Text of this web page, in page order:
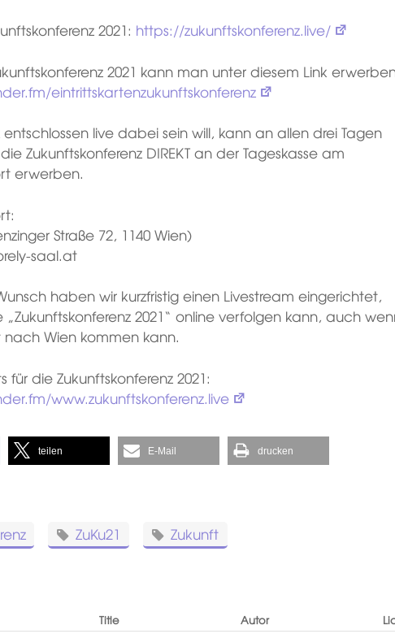
2021: https://zukunftskonferenz.live/
2021 kann man unter diesem Link
eintrittskartenzukunftskonferenz
entschlossen live dabei sein will, kann an allen drei Tagen
Zukunftskonferenz DIREKT an der Tageskasse am
erwerben.
Straße 72, 1140 Wien)
saal.at
haben wir kurzfristig einen Livestream eingerichtet,
2021“ online verfolgen kann, auch
Wien kommen kann.
für die Zukunftskonferenz 2021:
www.zukunftskonferenz.live
teilen E-Mail drucken
ZuKu21 Zukunft
Title Autor